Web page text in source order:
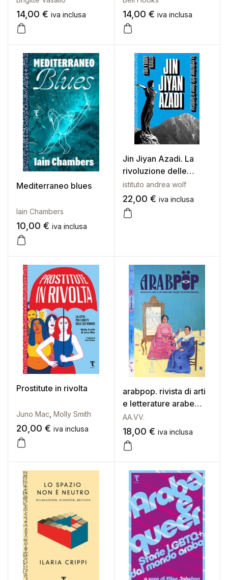
14,00 € iva inclusa 14,00 € iva inclusa
Mediterraneo blues
Iain Chambers
10,00 € iva inclusa
Jin Jiyan Azadi. La
rivoluzione delle
donne in Kurdistan
istituto andrea wolf
22,00 € iva inclusa
Prostitute in rivolta
Juno Mac Molly Smith
20,00 € iva inclusa
arabpop. rivista di arti
e letterature arabe
contemporanee. vol. 7:
generazioni
AA.VV.
18,00 € iva inclusa